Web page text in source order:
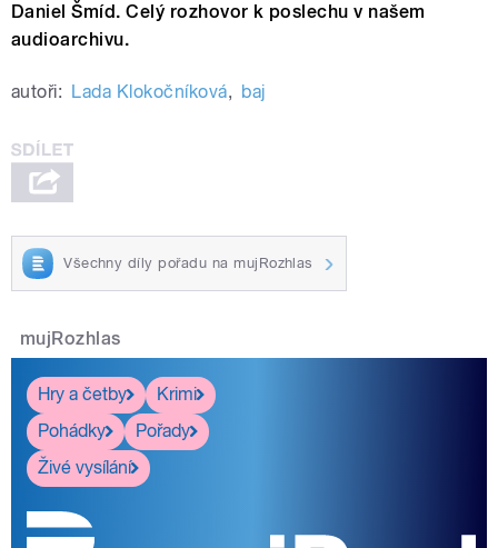
Daniel Šmíd. Celý rozhovor k poslechu v našem
audioarchivu.
autoři: Lada Klokočníková, baj
Všechny díly pořadu na mujRozhlas
mujRozhlas
Hry a četby
Krimi
Pohádky
Pořady
Živé vysílání